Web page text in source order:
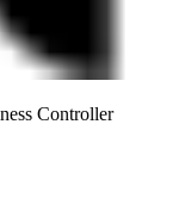
Controller